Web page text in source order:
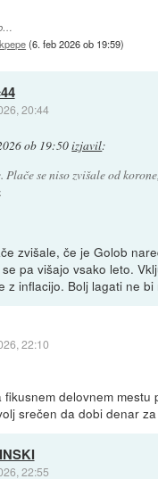
(6. feb 2026 ob 19:59)
20:44
ob 19:50izjavil:
Plače se niso zvišale od
zvišale, če je Golob
pa višajo vsako leto.
z inflacijo. Bolj lagati ne bi
22:10
fikusnem delovnem mestu
srečen da dobi denar
22:55